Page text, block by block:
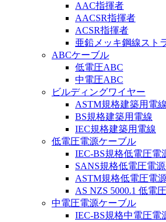
AAC指揮者
AACSR指揮者
ACSR指揮者
亜鉛メッキ鋼線スト
ABCケーブル
低電圧ABC
中電圧ABC
ビルディングワイヤー
ASTM規格建築用電線
BS規格建築用電線
IEC規格建築用電線
低電圧電源ケーブル
IEC-BS規格低電圧電
SANS規格低電圧電
ASTM規格低電圧電
AS NZS 5000.1 低電
中電圧電源ケーブル
IEC-BS規格中電圧電